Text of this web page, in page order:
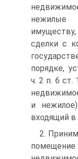
нежилые
сделки с
порядке,
ч. 2 п. 6 ст.
и
входящий в
2.